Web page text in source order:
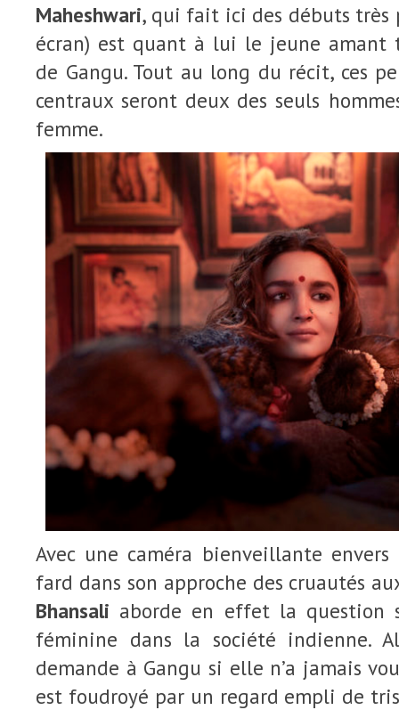
Maheshwari, qui fait ici des débuts très
écran) est quant à lui le jeune
de Gangu. Tout au long du récit, ces
centraux seront deux des seuls
femme.
Avec une caméra bienveillante envers
fard dans son approche des cruautés
Bhansali aborde en effet la question
féminine dans la société indienne.
demande à Gangu si elle n’a jamais
est foudroyé par un regard empli de